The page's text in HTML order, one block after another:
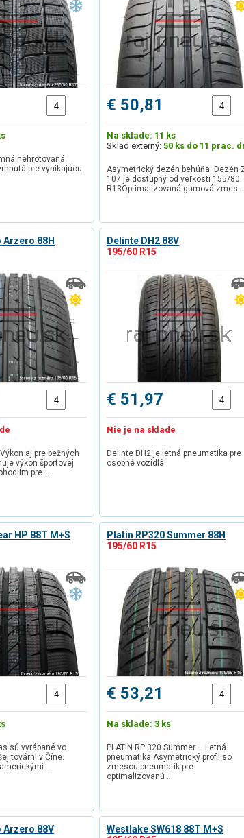
nehrotovaná
pre vynikajúcu
€ 50,81
Na sklade: 11 ks
Sklad externý: 50 ks do 11 prac.
Asymetrický dezén behúňa. Dezén
107 je dostupný od veľkosti 155/80
R13Optimalizovaná gumová zmes
88H
aj pre bežných
výkon športovej
pre …
Delinte DH2 88V
195/60 R15
€ 51,97
Nie je na sklade
Delinte DH2 je letná pneumatika pre
osobné vozidlá.
HP 88T M+S
sú vyrábané vo
továrni v Číne.
…
Platin RP320 Summer 88H
195/60 R15
€ 53,21
Na sklade: 3 ks
PLATIN RP 320 Summer – Letná
pneumatika Asymetrický profil so
zmesou pneumatík pre
optimalizovanú …
88V
Westlake SW618 88T M+S